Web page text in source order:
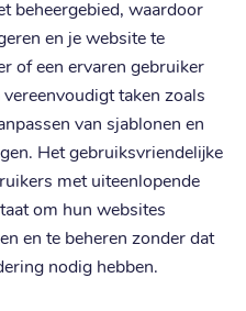
beheergebied, waardoor
en je website te
of een ervaren gebruiker
taken zoals
van sjablonen en
Het gebruiksvriendelijke
met uiteenlopende
om hun websites
en te beheren zonder dat
nodig hebben.